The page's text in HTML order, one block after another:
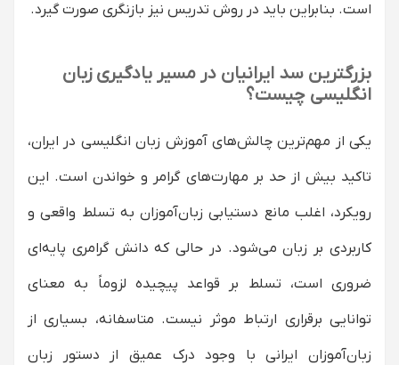
است. بنابراین باید در روش تدریس نیز بازنگری صورت گیرد.
بزرگترین سد ایرانیان در مسیر یادگیری زبان
انگلیسی چیست؟
یکی از مهم‌ترین چالش‌های آموزش زبان انگلیسی در ایران،
تاکید بیش از حد بر مهارت‌های گرامر و خواندن است. این
رویکرد، اغلب مانع دستیابی زبان‌آموزان به تسلط واقعی و
کاربردی بر زبان می‌شود. در حالی که دانش گرامری پایه‌ای
ضروری است، تسلط بر قواعد پیچیده لزوماً به معنای
توانایی برقراری ارتباط موثر نیست. متاسفانه، بسیاری از
زبان‌آموزان ایرانی با وجود درک عمیق از دستور زبان